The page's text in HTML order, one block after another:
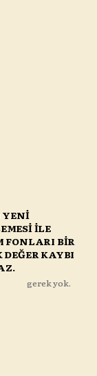
YENİ
İLE
FONLARI BİR
DEĞER KAYBI
gerek yok.